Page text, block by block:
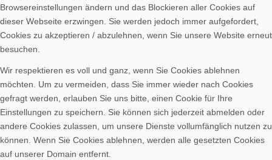
Downloads
Mitgliedschaft
Browsereinstellungen ändern und das Blockieren aller Cookies auf
dieser Webseite erzwingen. Sie werden jedoch immer aufgefordert,
Cookies zu akzeptieren / abzulehnen, wenn Sie unsere Website erneut
besuchen.
Wir respektieren es voll und ganz, wenn Sie Cookies ablehnen
möchten. Um zu vermeiden, dass Sie immer wieder nach Cookies
gefragt werden, erlauben Sie uns bitte, einen Cookie für Ihre
Einstellungen zu speichern. Sie können sich jederzeit abmelden oder
andere Cookies zulassen, um unsere Dienste vollumfänglich nutzen zu
können. Wenn Sie Cookies ablehnen, werden alle gesetzten Cookies
auf unserer Domain entfernt.